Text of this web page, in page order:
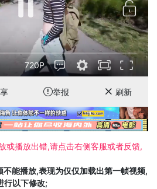
720P
举报 刷新
或播放出错,请点击右侧客服或者反馈,
不能播放,表现为仅仅加载出第一帧视频,
行以下修改;